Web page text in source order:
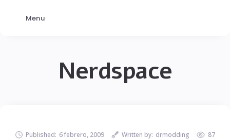
Nerdspace
Published: 6 febrero, 2009 Written by: drmodding 87
Menu